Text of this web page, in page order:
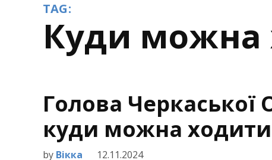
TAG:
куди
Голова Черкаської
куди можна
by Вікка 12.11.2024